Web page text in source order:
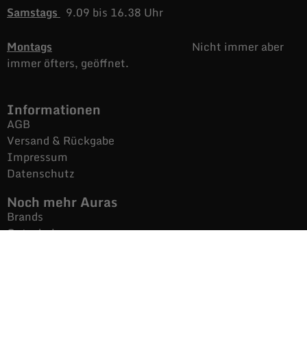
Samstags 9.09 bis 16.38 Uhr
Montags
Nicht immer aber
immer öfters, geöffnet.
Informationen
AGB
Versand & Rückgabe
Impressum
Datenschutz
Noch mehr Auras
Brands
Gutscheine